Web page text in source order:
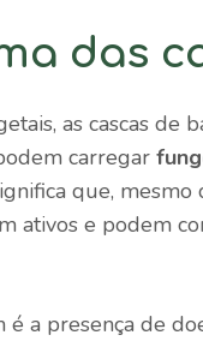
das
as cascas de
carregar
que,
ativos e podem
a presença de